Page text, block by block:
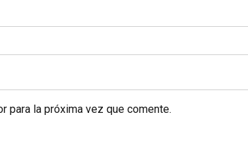
para la próxima vez que comente.